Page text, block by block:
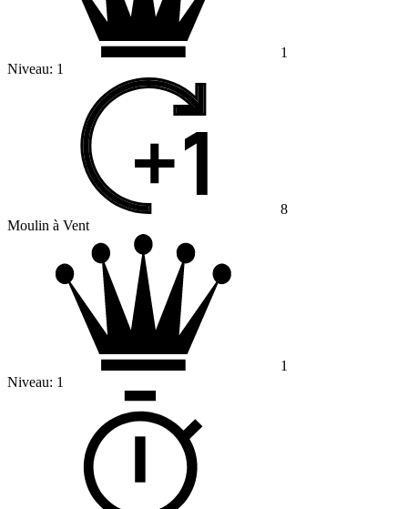
1
Niveau: 1
8
Moulin à Vent
1
Niveau: 1